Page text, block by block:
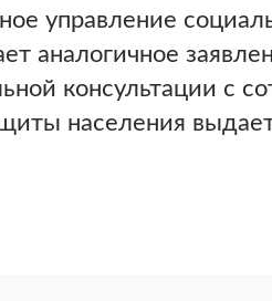
управление
аналогичное
консультации с
населения